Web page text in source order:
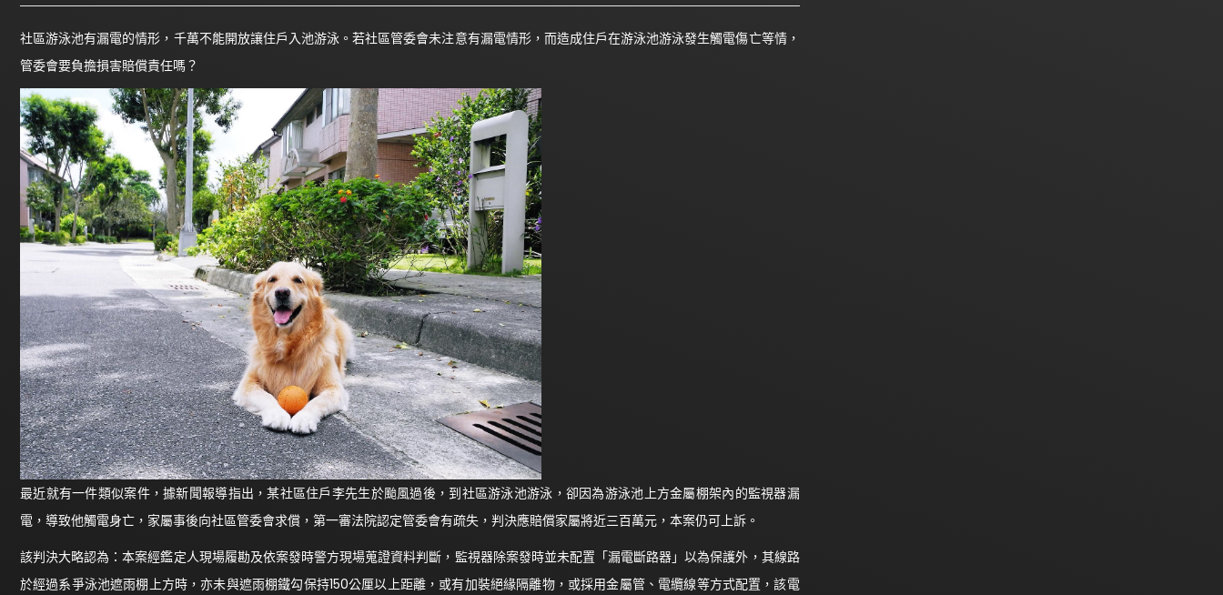
社區游泳池有漏電的情形，千萬不能開放讓住戶入池游泳。若社區管委會未注意有漏電情形，而造成住戶在游泳池游泳發生觸電傷亡等情，
管委會要負擔損害賠償責任嗎？
最近就有一件類似案件，據新聞報導指出，某社區住戶李先生於颱風過後，到社區游泳池游泳，卻因為游泳池上方金屬棚架內的監視器漏
電，導致他觸電身亡，家屬事後向社區管委會求償，第一審法院認定管委會有疏失，判決應賠償家屬將近三百萬元，本案仍可上訴。
該判決大略認為：本案經鑑定人現場履勘及依案發時警方現場蒐證資料判斷，監視器除案發時並未配置「漏電斷路器」以為保護外，其線路
於經過系爭泳池遮雨棚上方時，亦未與遮雨棚鐵勾保持150公厘以上距離，或有加裝絕緣隔離物，或採用金屬管、電纜線等方式配置，該電